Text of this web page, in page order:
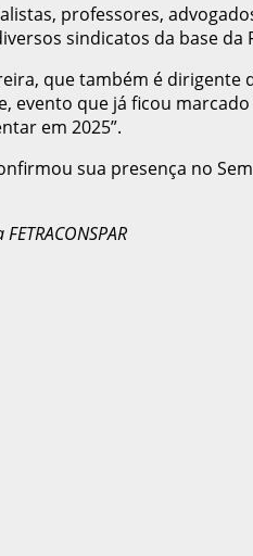
professores,
sindicatos da base da
que também é dirigente
evento que já ficou
em 2025”.
sua presença no